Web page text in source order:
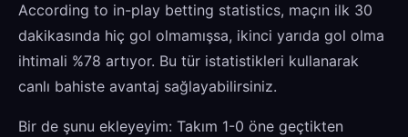
According to in-play betting statistics, maçın ilk 30
dakikasında hiç gol olmamışsa, ikinci yarıda gol olma
ihtimali %78 artıyor. Bu tür istatistikleri kullanarak
canlı bahiste avantaj sağlayabilirsiniz.
Bir de şunu ekleyeyim: Takım 1-0 öne geçtikten